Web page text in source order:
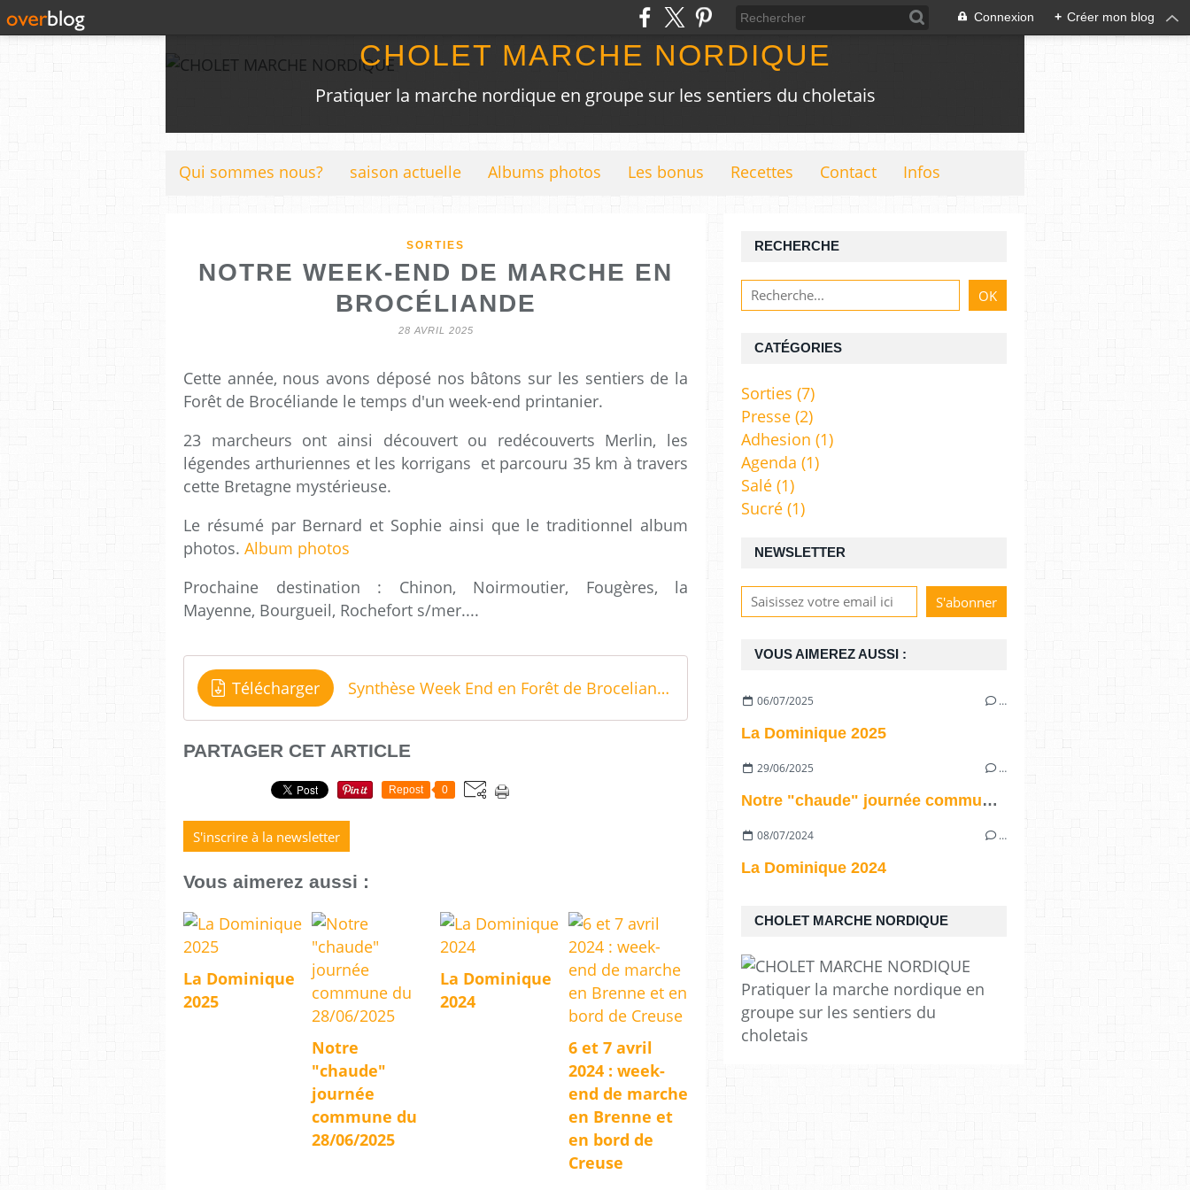
Connexion + Créer mon blog
CHOLET MARCHE NORDIQUE
Pratiquer la marche nordique en groupe sur les sentiers du choletais
Qui sommes nous? saison actuelle Albums photos Les bonus Recettes Contact Infos
SORTIES
NOTRE WEEK-END DE MARCHE EN
BROCÉLIANDE
28 AVRIL 2025
Cette année, nous avons déposé nos bâtons sur les sentiers de la
Forêt de Brocéliande le temps d'un week-end printanier.
23 marcheurs ont ainsi découvert ou redécouverts Merlin, les
légendes arthuriennes et les korrigans et parcouru 35 km à travers
cette Bretagne mystérieuse.
Le résumé par Bernard et Sophie ainsi que le traditionnel album
photos. Album photos
Prochaine destination : Chinon, Noirmoutier, Fougères, la
Mayenne, Bourgueil, Rochefort s/mer....
Télécharger Synthèse Week End en Forêt de Broceliande
PARTAGER CET ARTICLE
Repost 0
S'inscrire à la newsletter
Vous aimerez aussi :
La Dominique
2025
Notre
"chaude"
journée
commune du
28/06/2025
La Dominique
2024
6 et 7 avril
2024 : week-
end de marche
en Brenne et
en bord de
Creuse
NEWSLETTER
RECHERCHE
CHOLET MARCHE NORDIQUE
Pratiquer la marche nordique en
groupe sur les sentiers du
choletais
VOUS AIMEREZ AUSSI :
06/07/2025 …
La Dominique 2025
29/06/2025 …
Notre "chaude" journée commune du 28/06/2025
08/07/2024 …
La Dominique 2024
CATÉGORIES
Sorties (7)
Presse (2)
Adhesion (1)
Agenda (1)
Salé (1)
Sucré (1)